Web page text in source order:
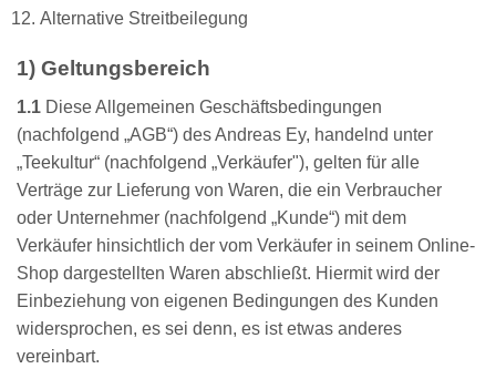
Alternative Streitbeilegung
1) Geltungsbereich
1.1 Diese Allgemeinen Geschäftsbedingungen
(nachfolgend „AGB“) des Andreas Ey, handelnd unter
„Teekultur“ (nachfolgend „Verkäufer"), gelten für alle
Verträge zur Lieferung von Waren, die ein Verbraucher
oder Unternehmer (nachfolgend „Kunde“) mit dem
Verkäufer hinsichtlich der vom Verkäufer in seinem Online-
Shop dargestellten Waren abschließt. Hiermit wird der
Einbeziehung von eigenen Bedingungen des Kunden
widersprochen, es sei denn, es ist etwas anderes
vereinbart.